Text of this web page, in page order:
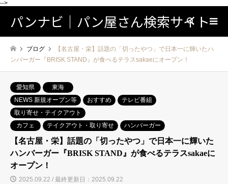
-->
パンナビ｜パン屋さん検索サイト検索
ブログ
【名古屋・栄】話題の「切ったやつ」で日本一に輝いたハ
ンバーガー『BRISK STAND』が食べるテラスsakaeにオープン！
愛知県
東海
NEWS 新規オープン等
おすすめ
テレビ番組
取り寄せ・テイクアウト
カフェ
テイクアウト・取り寄せ ハンバーガー
【名古屋・栄】話題の「切ったやつ」で日本一に輝いた
ハンバーガー『BRISK STAND』が食べるテラスsakaeに
オープン！
2025.09.22 / 最終更新日：2025.09.22